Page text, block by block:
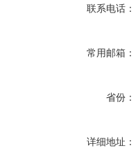
联系电话：
常用邮箱：
省份：
详细地址：